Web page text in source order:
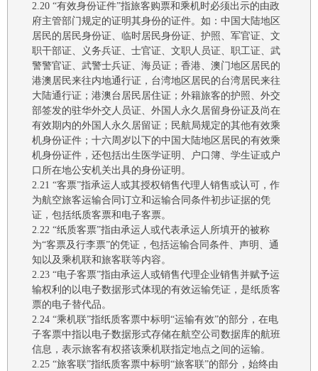
2.20 “有效身份证件”指旅客购票和乘机时必须出示的由政
府主管部门规定的证明其身份的证件。如：中国大陆地区
居民的居民身份证、临时居民身份证、护照、军官证、文
职干部证、义务兵证、士官证、文职人员证、职工证、武
警警官证、武警士兵证、海员证 ； 香港、澳门地区居民的
港澳居民来往内地通行证，台湾地区居民的台湾居民来往
大陆通行证； 港澳台居民居住证； 外籍旅客的护照、外交
部签发的驻华外交人员证、外国人永久居留身份证及尚在
有效期内的外国人永久居留证；民航局规定的其他有效乘
机身份证件 ； 十六周岁以下的中国大陆地区居民的有效乘
机身份证件，还包括出生医学证明、户口簿、学生证或户
口所在地公安机关出具的身份证明。
2.21 “客票”指承运人或其授权销售代理人销售或认可，作
为航空旅客运输合同订立和运输合同条件初步证据的凭
证，包括纸质客票和电子客票。
2.22 “纸质客票”指由承运人或代表承运人所填开的被称
为“客票及行李票”的凭证，包括运输合同条件、声明、通
知以及乘机联和旅客联等内容。
2.23 “电子客票”指由承运人或销售代理企业销售并赋予运
输权利的以电子数据形式体现的有效运输凭证，是纸质客
票的电子替代品。
2.24 “乘机联”指纸质客票中标明“运输有效”的部分，在电
子客票中指以电子数据形式存储在航空公司数据库的航班
信息，表示旅客有权搭该乘机联指定地点之间的运输。
2.25 “旅客联”指纸质客票中标明“旅客联”的部分，始终由